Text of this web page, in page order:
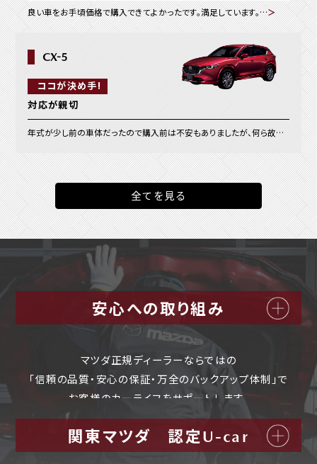
良い車をお手頃価格で購入できてよかったです。満足しています。…＞
CX-5
ココが決め手!
対応が親切
年式が少し前の車体だったので購入前は不安もありましたが、何ら故障も出ず快適に運転できています。これまではカーシェアでコンパクトカーを利用するのがメインでしたが、やはり少し大きめのマイカーがあると便利で、CX-5を選んで良かったです。店舗のご対応も親切で満足しています。…
全てを見る
安心への取り組み
マツダ正規ディーラーならではの
「信頼の品質・安心の保証・万全のバックアップ体制」で
お客様のカーライフをサポートします。
関東マツダ 認定U-car